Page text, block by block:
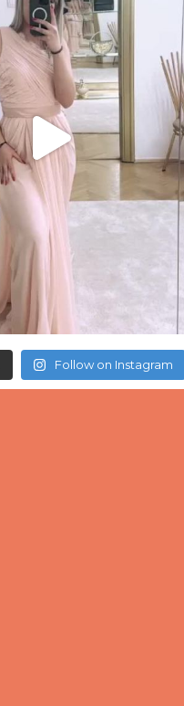
Follow on Instagram